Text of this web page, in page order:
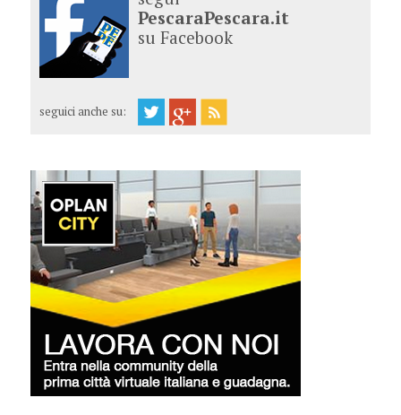
PescaraPescara.it
su Facebook
seguici anche su: